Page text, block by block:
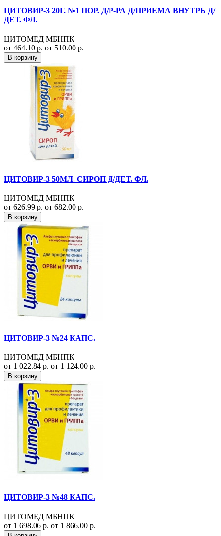
ЦИТОВИР-3 20Г. №1 ПОР. Д/Р-РА Д/ПРИЕМА ВНУТРЬ Д/
ДЕТ. ФЛ.
ЦИТОМЕД МБНПК
от 464.10 р. от 510.00 р.
В корзину
ЦИТОВИР-3 50МЛ. СИРОП Д/ДЕТ. ФЛ.
ЦИТОМЕД МБНПК
от 626.99 р. от 682.00 р.
В корзину
ЦИТОВИР-3 №24 КАПС.
ЦИТОМЕД МБНПК
от 1 022.84 р. от 1 124.00 р.
В корзину
ЦИТОВИР-3 №48 КАПС.
ЦИТОМЕД МБНПК
от 1 698.06 р. от 1 866.00 р.